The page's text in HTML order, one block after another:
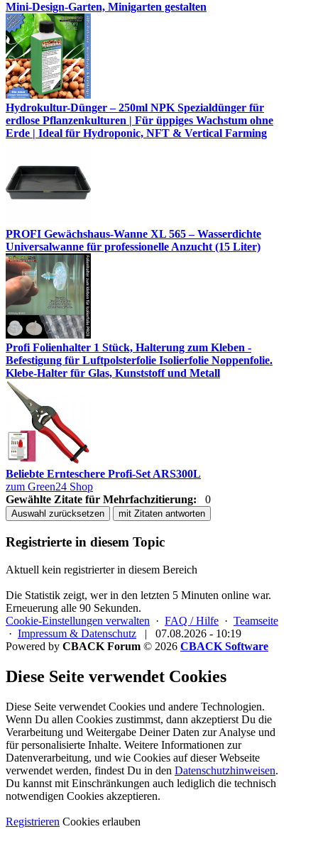
Mini-Design-Garten, Minigarten gestalten
Hydrokultur-Dünger – 250ml NPK Spezialdünger für
erdlose Pflanzenkulturen | Für üppiges Wachstum ohne
Erde | Ideal für Hydroponic, NFT & Vertical Farming
PROFI Gewächshaus-Wanne XL 565 – Wasserdichte
Universalwanne für professionelle Anzucht (15 Liter)
Profi Folienhalter 1 Stück, Halterung zum Kleben -
Befestigung für Luftpolsterfolie Isolierfolie Noppenfolie.
Klebe-Halter für Glas, Kunststoff und Metall
Beliebte Ernteschere Profi-Set ARS300L
zum Green24 Shop
Gewählte Zitate für Mehrfachzitierung:
0
Auswahl zurücksetzen mit Zitaten antworten
Registrierte in diesem Topic
Aktuell kein registrierter in diesem Bereich
Die Statistik zeigt, wer in den letzten 5 Minuten online war.
Erneuerung alle 90 Sekunden.
Cookie-Einstellungen verwalten · FAQ / Hilfe · Teamseite
· Impressum & Datenschutz |
07.08.2026 - 10:19
Powered by CBACK Forum © 2026 CBACK Software
Diese Seite verwendet Cookies
Diese Seite verwendet Cookies und andere Technologien.
Wenn Du allen Cookies zustimmst, dann akzeptierst Du die
Verarbeitung und Weitergabe Deiner Daten zur Analyse und
für personalisierte Inhalte. Weitere Informationen zur
Datenverarbeitung, und wie Cookies auf dieser Webseite
verwendet werden, findest Du in den Datenschutzhinweisen.
Du kannst mit Einschränkungen auch lediglich die technisch
notwendigen Cookies akzeptieren.
Registrieren Cookies erlauben